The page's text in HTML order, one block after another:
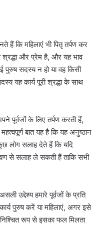
हैं कि महिलाएं भी पितृ तर्पण कर
और प्रेम है, और यह भाव
पुरुष सदस्य न हो या वह किसी
यह कार्य पूरी श्रद्धा के साथ
पूर्वजों के लिए तर्पण करती हैं,
बात यह है कि यह अनुष्ठान
लोग सलाह देते हैं कि यदि
से सलाह ले सकती हैं ताकि सभी
उद्देश्य हमारे पूर्वजों के प्रति
पुरुष करें या महिलाएं, अगर इसे
रूप से इसका फल मिलता